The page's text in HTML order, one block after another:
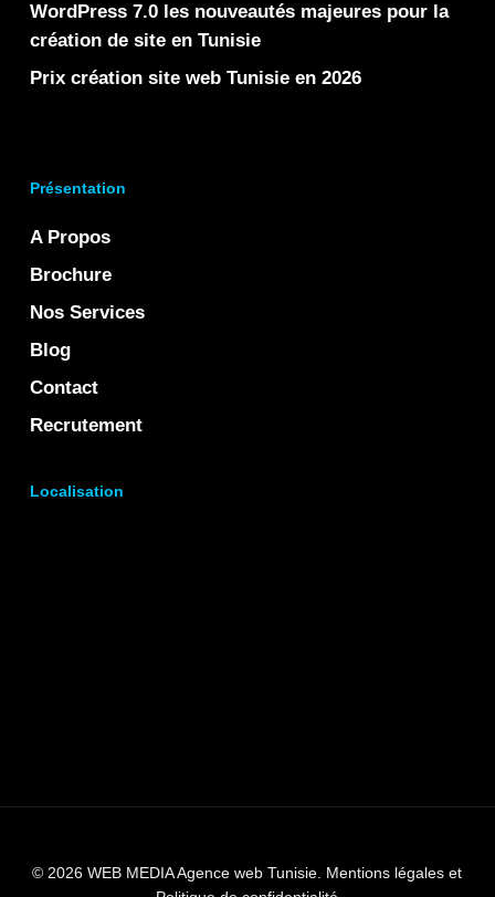
WordPress 7.0 les nouveautés majeures pour la
création de site en Tunisie
Prix création site web Tunisie en 2026
Présentation
A Propos
Brochure
Nos Services
Blog
Contact
Recrutement
Localisation
© 2026 WEB MEDIA Agence web Tunisie. Mentions légales et